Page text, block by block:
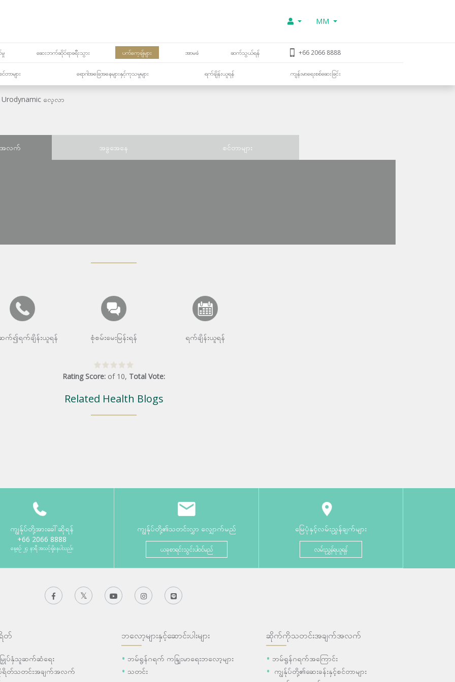
MM
မှု ဆေးဘက်ဆိုင်ရာခရီးသွား ပက်ကေ့ချ်များ အာမခံ ဆက်သွယ်ရန် +66 2066 8888
ာများ ရောဂါအခြေအနေများနှင့်ကုသမှုများ ရက်ချိန်းယူရန် ကျန်းမာရေးစစ်ဆေးခြင်း
Urodynamic လေ့လာ
အလက် အခွအေနေ စင်တာများ
က်၍ရက်ချိန်းယူရန် စုံစမ်းမေးမြန်းရန် ရက်ချိန်းယူရန်
Rating Score: of 10, Total Vote:
Related Health Blogs
ကျွန်ုပ်တို့အားခေါ်ဆိုရန်
+66 2066 8888
နေ့စဉ် ၂၄ နာရီ အသင့်ရှိနေပါသည်။
ကျွန်ုပ်တို့၏သတင်းလွှာ လျှောက်မည်
ယခုစာရင်းသွင်းပါဝင်မည်
မြေပုံနှင့်လမ်းညွှန်ချက်များ
လမ်းညွှန်ရယူရန်
တ်
မြှုပ်နှံသူဆက်ဆံရေး
ရိတ်သတင်းအချက်အလက်
ဘလော့များနှင့်ဆောင်းပါးများ
ဘမ်ရွန်ဂရက် ကနျြးမာရေးဘလော့များ
သတင်း
ဆိုက်ကိုသတင်းအချက်အလက်
ဘမ်ရွန်ဂရက်အကြောင်း
ကျွန်ုပ်တို့၏ဆေးခန်းနှင့်စင်တာများ